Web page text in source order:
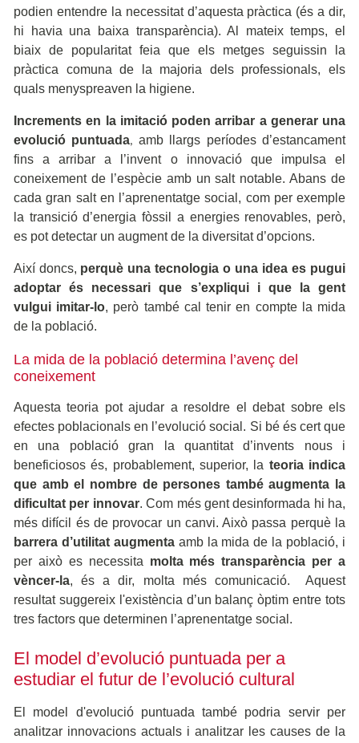
podien entendre la necessitat d’aquesta pràctica (és a dir,
hi havia una baixa transparència). Al mateix temps, el
biaix de popularitat feia que els metges seguissin la
pràctica comuna de la majoria dels professionals, els
quals menyspreaven la higiene.
Increments en la imitació poden arribar a generar una
evolució puntuada, amb llargs períodes d’estancament
fins a arribar a l’invent o innovació que impulsa el
coneixement de l’espècie amb un salt notable. Abans de
cada gran salt en l’aprenentatge social, com per exemple
la transició d’energia fòssil a energies renovables, però,
es pot detectar un augment de la diversitat d’opcions.
Així doncs, perquè una tecnologia o una idea es pugui
adoptar és necessari que s’expliqui i que la gent
vulgui imitar-lo, però també cal tenir en compte la mida
de la població.
La mida de la població determina l’avenç del
coneixement
Aquesta teoria pot ajudar a resoldre el debat sobre els
efectes poblacionals en l’evolució social. Si bé és cert que
en una població gran la quantitat d’invents nous i
beneficiosos és, probablement, superior, la teoria indica
que amb el nombre de persones també augmenta la
dificultat per innovar. Com més gent desinformada hi ha,
més difícil és de provocar un canvi. Això passa perquè la
barrera d’utilitat augmentaamb la mida de la població, i
per això es necessita molta més transparència per a
vèncer-la, és a dir, molta més comunicació. Aquest
resultat suggereix l'existència d’un balanç òptim entre tots
tres factors que determinen l’aprenentatge social.
El model d’evolució puntuada per a
estudiar el futur de l’evolució cultural
El model d'evolució puntuada també podria servir per
analitzar innovacions actuals i analitzar les causes de la